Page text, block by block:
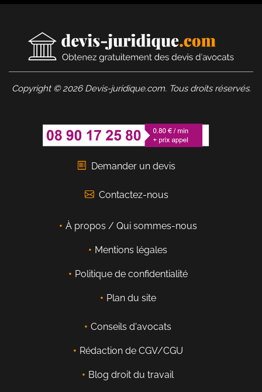
Copyright © 2026 Devis-juridique.com. Tous droits réservés.
Demander un devis
Contactez-nous
À propos / Qui sommes-nous
Mentions légales
Politique de confidentialité
Plan du site
Conseils d'avocats
Rédaction de CGV/CGU
Blog droit du travail